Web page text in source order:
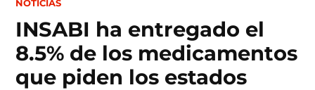
POSTED
NOTICIAS
INSABI ha entregado el
8.5% de los medicamentos
que piden los estados